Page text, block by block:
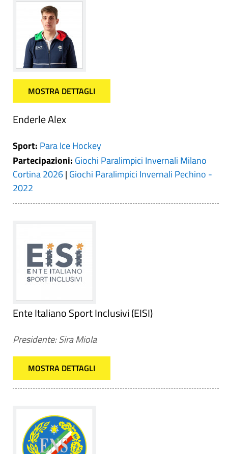
MOSTRA DETTAGLI
Enderle Alex
Sport: Para Ice Hockey
Partecipazioni: Giochi Paralimpici Invernali Milano
Cortina 2026| Giochi Paralimpici Invernali Pechino -
2022
Ente Italiano Sport Inclusivi (EISI)
Presidente: Sira Miola
MOSTRA DETTAGLI